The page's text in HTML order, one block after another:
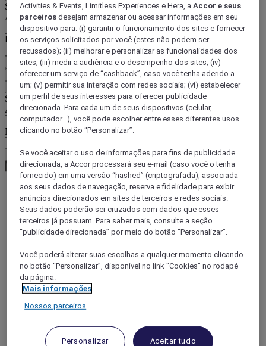
Selecione seu país e idioma abaixo
Área geográfica
País/região-idioma
Confirmar meu país e idioma
EUR (€)
Voltar
Selecione sua moeda abaixo
Área geográfica
Moeda
Confirmar minha moeda
World
South America
Brazil
São Paulo
Activities & Events, Limitless Experiences e Hera, aAccor e seus
parceiros desejam armazenar ou acessar informações em seu
dispositivo para: (i) garantir o funcionamento dos sites e fornecer
os serviços solicitados por você (estes não podem ser
recusados); (ii) melhorar e personalizar as funcionalidades dos
sites; (iii) medir a audiência e o desempenho dos sites; (iv)
oferecer um serviço de “cashback”, caso você tenha aderido a
um; (v) permitir sua interação com redes sociais; (vi) estabelecer
um perfil de seus interesses para oferecer publicidade
direcionada. Para cada um de seus dispositivos (celular,
computador...), você pode escolher entre esses diferentes usos
clicando no botão “Personalizar”.
Se você aceitar o uso de informações para fins de publicidade
direcionada, a Accor processará seu e-mail (caso você o tenha
fornecido) em uma versão “hashed” (criptografada), associada
aos seus dados de navegação, reserva e fidelidade para exibir
anúncios direcionados em sites de terceiros e redes sociais.
Seus dados poderão ser cruzados com dados que esses
terceiros já possuam. Para saber mais, consulte a seção
“publicidade direcionada” por meio do botão “Personalizar”.
Você poderá alterar suas escolhas a qualquer momento clicando
no botão “Personalizar”, disponível no link "Cookies" no rodapé
da página.
Mais informações
Nossos parceiros
Personalizar Aceitar tudo